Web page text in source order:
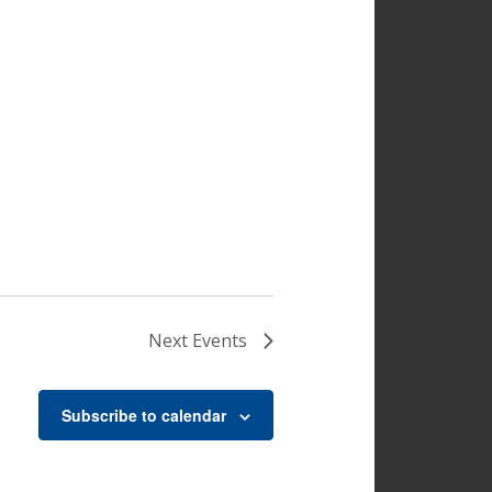
Next Events
Subscribe to calendar